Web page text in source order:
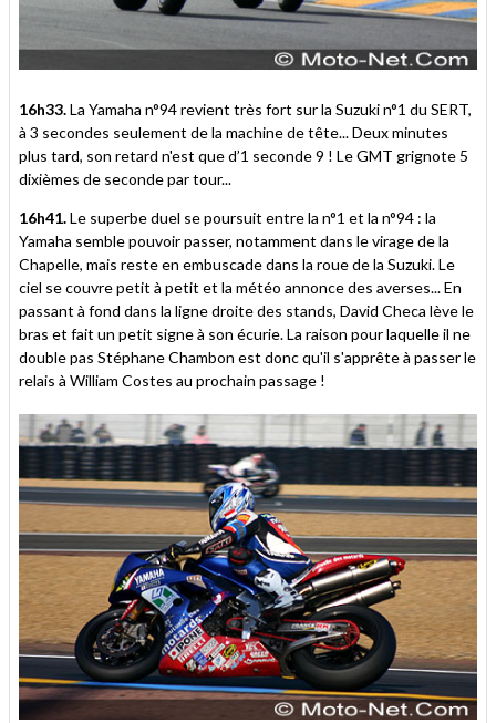
16h33.La Yamaha n°94 revient très fort sur la Suzuki n°1 du SERT,
à 3 secondes seulement de la machine de tête... Deux minutes
plus tard, son retard n'est que d’1 seconde 9 ! Le GMT grignote 5
dixièmes de seconde par tour...
16h41.Le superbe duel se poursuit entre la n°1 et la n°94 : la
Yamaha semble pouvoir passer, notamment dans le virage de la
Chapelle, mais reste en embuscade dans la roue de la Suzuki. Le
ciel se couvre petit à petit et la météo annonce des averses... En
passant à fond dans la ligne droite des stands, David Checa lève le
bras et fait un petit signe à son écurie. La raison pour laquelle il ne
double pas Stéphane Chambon est donc qu'il s'apprête à passer le
relais à William Costes au prochain passage !